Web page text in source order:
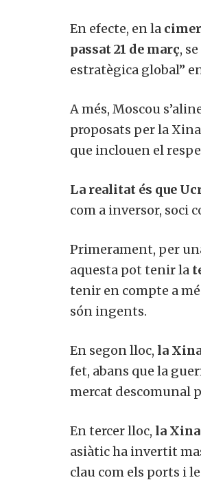
En efecte, en la
passat 21 de març,
estratègica global”
A més, Moscou
proposats per la
que inclouen el
La realitat és que
com a inversor, soci
Primerament, per
aquesta pot tenir la
tenir en compte a
són ingents.
En segon lloc, la
fet, abans que la
mercat descomunal
En tercer lloc, la
asiàtic ha invertit
clau com els ports i